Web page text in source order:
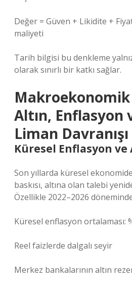
Değer = Güven + Likidite +
maliyeti
Tarih bilgisi bu denkleme
olarak sınırlı bir katkı sağlar.
Altın, Enflasyon
Liman Davranışı
Küresel Enflasyon ve
Son yıllarda küresel
baskısı, altına olan talebi
Özellikle 2022–2026
Küresel enflasyon ortalaması:
Reel faizlerde dalgalı seyir
Merkez bankalarının altın